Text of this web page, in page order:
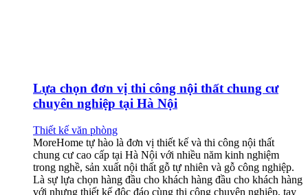
Lựa chọn đơn vị thi công nội thất chung cư
chuyên nghiệp tại Hà Nội
Thiết kế văn phòng
MoreHome tự hào là đơn vị thiết kế và thi công nội thất
chung cư cao cấp tại Hà Nội với nhiều năm kinh nghiệm
trong nghề, sản xuất nội thất gỗ tự nhiên và gỗ công nghiệp.
Là sự lựa chọn hàng đầu cho khách hàng đầu cho khách hàng
với nhưng thiết kế độc đáo cùng thi công chuyên nghiệp, tay